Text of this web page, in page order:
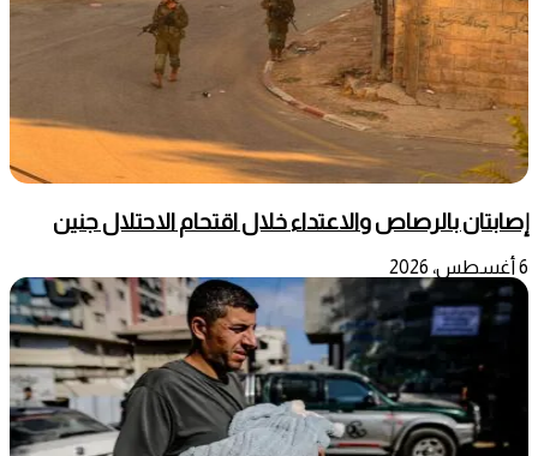
إصابتان بالرصاص والاعتداء خلال اقتحام الاحتلال جنين
6 أغسطس، 2026